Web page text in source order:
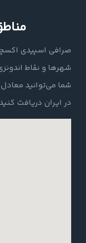
صرافی اسپیدی
شهرها و نقاط
شما می‌توانید معادل
در ایران دریافت